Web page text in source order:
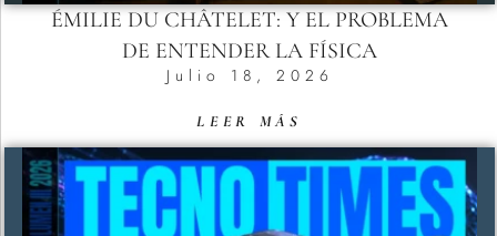
ÉMILIE DU CHÂTELET: Y EL PROBLEMA
DE ENTENDER LA FÍSICA
Julio 18, 2026
LEER MÁS